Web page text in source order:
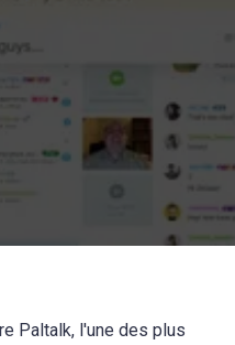
Paltalk, l'une des plus